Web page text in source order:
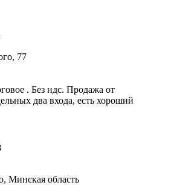
77
. Без ндс. Продажа от
два входа, есть хороший
Минская область